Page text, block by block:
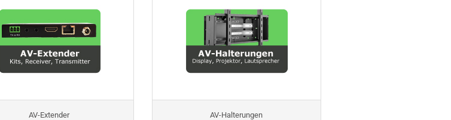
AV-Extender AV-Halterungen